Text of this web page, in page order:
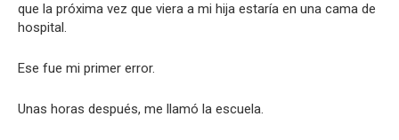
que la próxima vez que viera a mi hija estaría en una cama de
hospital.
Ese fue mi primer error.
Unas horas después, me llamó la escuela.